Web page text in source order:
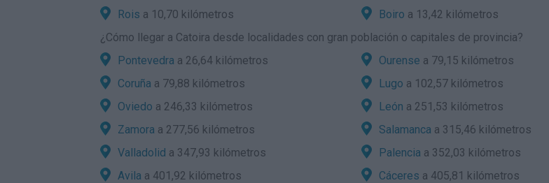
Rois a 10,70 kilómetros Boiro a 13,42 kilómetros
¿ Cómo llegar a Catoira desde localidades con gran población o capitales de provincia?
Pontevedra a 26,64 kilómetros Ourense a 79,15 kilómetros
Coruña a 79,88 kilómetros Lugo a 102,57 kilómetros
Oviedo a 246,33 kilómetros León a 251,53 kilómetros
Zamora a 277,56 kilómetros Salamanca a 315,46 kilómetros
Valladolid a 347,93 kilómetros Palencia a 352,03 kilómetros
Avila a 401,92 kilómetros Cáceres a 405,81 kilómetros